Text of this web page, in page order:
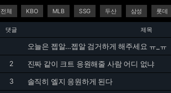
전체 KBO MLB SSG 두산 삼성 롯데
댓글 제목
오늘은 젭알...젭알 검거하게 해주세요 ㅠ_ㅠ
2 진짜 같이 크트 응원해줄 사람 어디 없냐
3 솔직히 엘지 응원하게 된다